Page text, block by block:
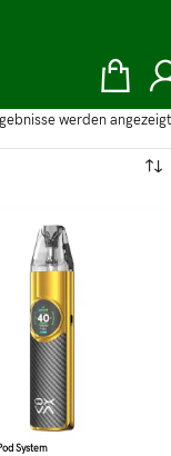
werden angezeigt
System